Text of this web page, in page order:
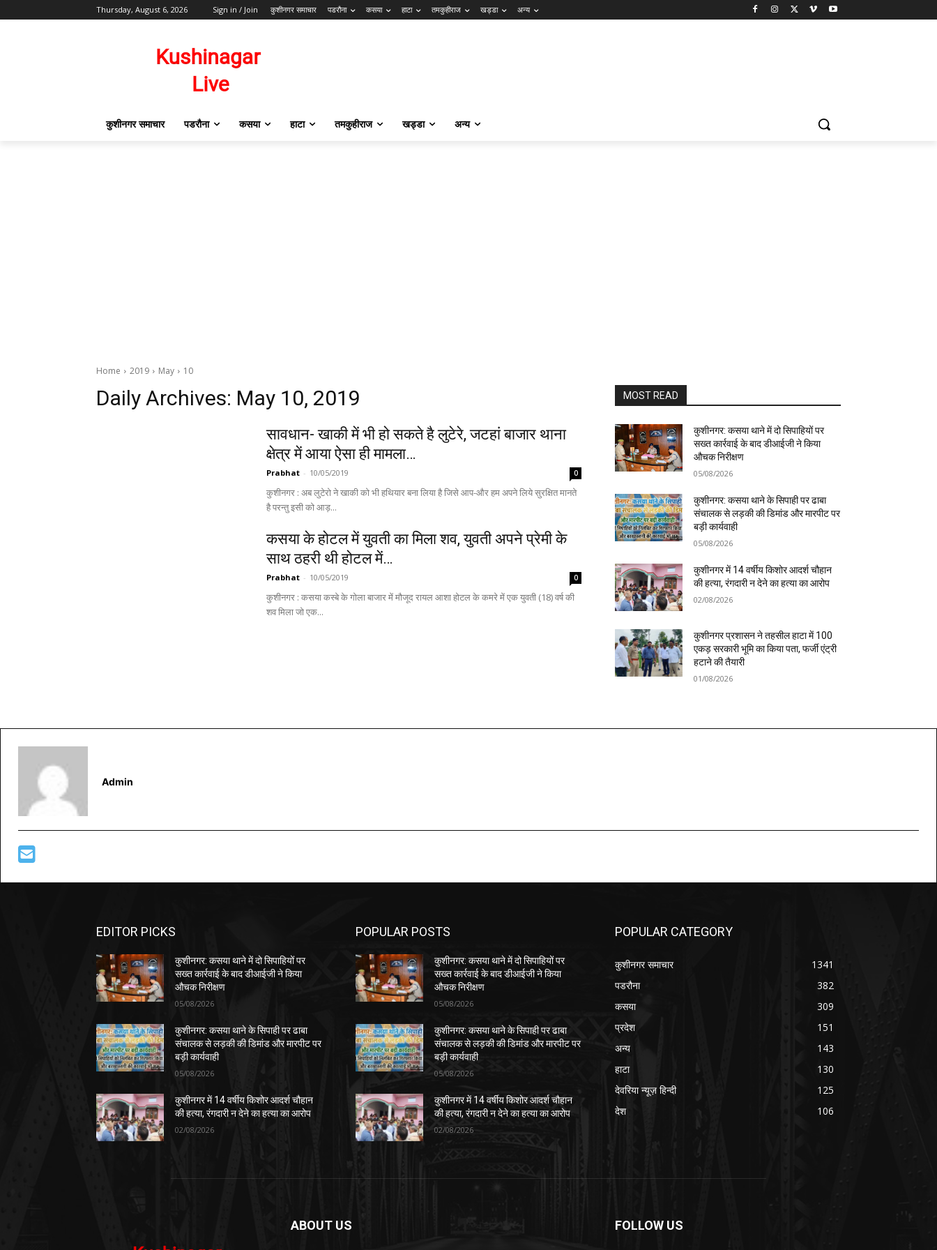
Thursday, August 6, 2026 Sign in / Join कुशीनगर समाचार पडरौना कसया हाटा तमकुहीराज खड्डा अन्य
कुशीनगर समाचार पडरौना कसया हाटा तमकुहीराज खड्डा अन्य
Home 2019 May 10
Daily Archives: May 10, 2019
सावधान- खाकी में भी हो सकते है लुटेरे, जटहां बाजार थाना
क्षेत्र में आया ऐसा ही मामला…
Prabhat - 10/05/2019 0
कुशीनगर : अब लुटेरो ने खाकी को भी हथियार बना लिया है जिसे आप-और हम अपने लिये सुरक्षित मानते
है परन्तु इसी को आड़...
कसया के होटल में युवती का मिला शव, युवती अपने प्रेमी के
साथ ठहरी थी होटल में…
Prabhat - 10/05/2019 0
कुशीनगर : कसया कस्बे के गोला बाजार में मौजूद रायल आशा होटल के कमरे में एक युवती (18) वर्ष की
शव मिला जो एक...
MOST READ
कुशीनगर: कसया थाने में दो सिपाहियों पर
सख्त कार्रवाई के बाद डीआईजी ने किया
औचक निरीक्षण
05/08/2026
कुशीनगर: कसया थाने के सिपाही पर ढाबा
संचालक से लड़की की डिमांड और मारपीट पर
बड़ी कार्यवाही
05/08/2026
कुशीनगर में 14 वर्षीय किशोर आदर्श चौहान
की हत्या, रंगदारी न देने का हत्या का आरोप
02/08/2026
कुशीनगर प्रशासन ने तहसील हाटा में 100
एकड़ सरकारी भूमि का किया पता, फर्जी एंट्री
हटाने की तैयारी
01/08/2026
Admin
EDITOR PICKS
कुशीनगर: कसया थाने में दो सिपाहियों पर
सख्त कार्रवाई के बाद डीआईजी ने किया
औचक निरीक्षण
05/08/2026
कुशीनगर: कसया थाने के सिपाही पर ढाबा
संचालक से लड़की की डिमांड और मारपीट पर
बड़ी कार्यवाही
05/08/2026
कुशीनगर में 14 वर्षीय किशोर आदर्श चौहान
की हत्या, रंगदारी न देने का हत्या का आरोप
02/08/2026
POPULAR POSTS
कुशीनगर: कसया थाने में दो सिपाहियों पर
सख्त कार्रवाई के बाद डीआईजी ने किया
औचक निरीक्षण
05/08/2026
कुशीनगर: कसया थाने के सिपाही पर ढाबा
संचालक से लड़की की डिमांड और मारपीट पर
बड़ी कार्यवाही
05/08/2026
कुशीनगर में 14 वर्षीय किशोर आदर्श चौहान
की हत्या, रंगदारी न देने का हत्या का आरोप
02/08/2026
POPULAR CATEGORY
कुशीनगर समाचार
1341
पडरौना
382
कसया
309
प्रदेश
151
अन्य
143
हाटा
130
देवरिया न्यूज़ हिन्दी
125
देश
106
ABOUT US FOLLOW US